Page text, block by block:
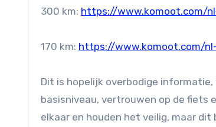
300 km: https://www.komoot.com/
170 km: https://www.komoot.com/
Dit is hopelijk overbodige
basisniveau, vertrouwen op de fiets
elkaar en houden het veilig, maar